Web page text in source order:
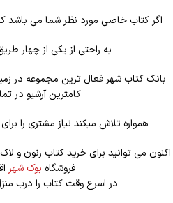
اگر کتاب خاصی مورد نظر شما می باشد
به راحتی از یکی از چهار
بانک کتاب شهر فعال ترین مجموعه در
کامترین آرشیو در
همواره تلاش میکند نیاز مشتری را
اکنون می توانید برای خرید کتاب زنون و
فروشگاه بوک شهر
در اسرع وقت کتاب را درب